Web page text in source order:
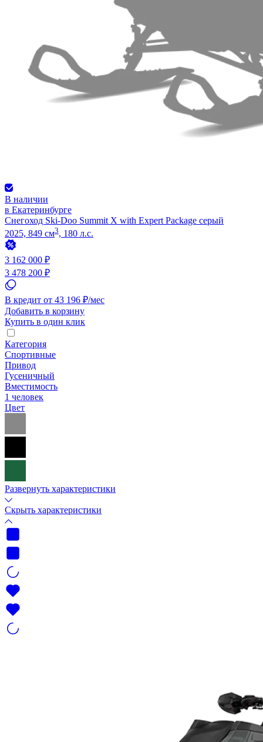
В наличии
в Екатеринбурге
Снегоход Ski-Doo Summit X with Expert Package серый
2025, 849 см3, 180 л.с.
3 162 000 ₽
3 478 200 ₽
В кредит от 43 196 ₽/мес
Добавить в корзину
Купить в один клик
Категория
Спортивные
Привод
Гусеничный
Вместимость
1 человек
Цвет
Развернуть характеристики
Скрыть характеристики